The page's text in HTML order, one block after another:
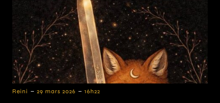
Reini - 29 mars 2026 - 16h22